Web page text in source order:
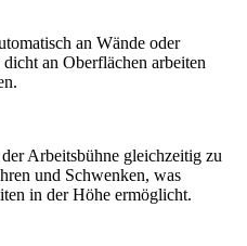
an Wände oder
an Oberflächen arbeiten
Arbeitsbühne gleichzeitig zu
und Schwenken, was
in der Höhe ermöglicht.